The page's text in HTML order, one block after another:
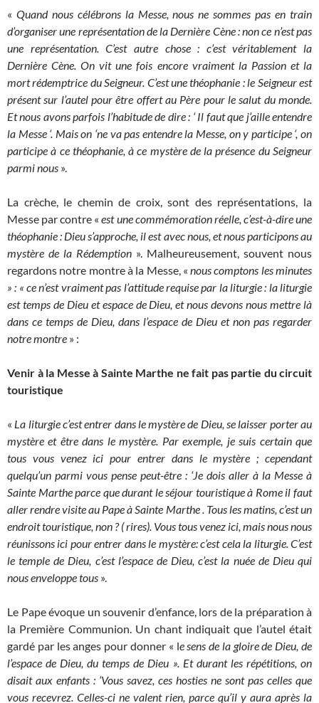
« Quand nous célébrons la Messe, nous ne sommes pas en train
d’organiser une représentation de la Dernière Cène : non ce n’est pas
une représentation. C’est autre chose : c’est véritablement la
Dernière Cène. On vit une fois encore vraiment la Passion et la
mort rédemptrice du Seigneur. C’est une théophanie : le Seigneur est
présent sur l’autel pour être offert au Père pour le salut du monde.
Et nous avons parfois l’habitude de dire : ‘ Il faut que j’aille entendre
la Messe ‘. Mais on ‘ne va pas entendre la Messe, on y participe ‘, on
participe à ce théophanie, à ce mystère de la présence du Seigneur
parmi nous ».
La crèche, le chemin de croix, sont des représentations, la
Messe par contre «est une commémoration réelle, c’est-à-dire une
théophanie : Dieu s’approche, il est avec nous, et nous participons au
mystère de la Rédemption ». Malheureusement, souvent nous
regardons notre montre à la Messe, « nous comptons les minutes
» : « ce n’est vraiment pas l’attitude requise par la liturgie : la liturgie
est temps de Dieu et espace de Dieu, et nous devons nous mettre là
dans ce temps de Dieu, dans l’espace de Dieu et non pas regarder
notre montre » :
Venir à la Messe à Sainte Marthe ne fait pas partie du circuit
touristique
« La liturgie c’est entrer dans le mystère de Dieu, se laisser porter au
mystère et être dans le mystère. Par exemple, je suis certain que
tous vous venez ici pour entrer dans le mystère ; cependant
quelqu’un parmi vous pense peut-être : ‘Je dois aller à la Messe à
Sainte Marthe parce que durant le séjour touristique à Rome il faut
aller rendre visite au Pape à Sainte Marthe . Tous les matins, c’est un
endroit touristique, non ? ( rires). Vous tous venez ici, mais nous nous
réunissons ici pour entrer dans le mystère: c’est cela la liturgie. C’est
le temple de Dieu, c’est l’espace de Dieu, c’est la nuée de Dieu qui
nous enveloppe tous ».
Le Pape évoque un souvenir d’enfance, lors de la préparation à
la Première Communion. Un chant indiquait que l’autel était
gardé par les anges pour donner « le sens de la gloire de Dieu, de
l’espace de Dieu, du temps de Dieu ». Et durant les répétitions, on
disait aux enfants : ‘Vous savez, ces hosties ne sont pas celles que
vous recevrez. Celles-ci ne valent rien, parce qu’il y aura après la